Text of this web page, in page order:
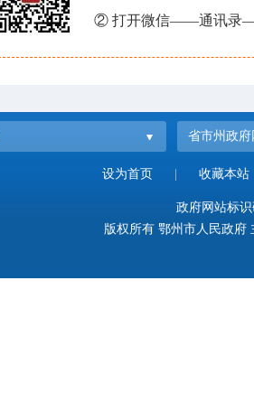
② 打开微信——通讯录
省市州政府
设为首页 收藏本站
政府网站标
版权所有 鄂州市人民政府